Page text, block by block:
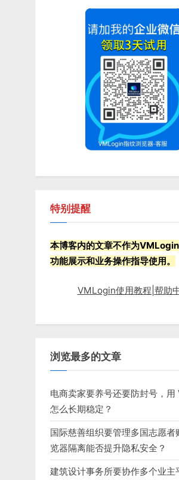
特别提醒
本博客内的文章不作为
功能展示和业务操作指导使用。
VMLogin使用教程|帮助
浏览最多的文章
电商卖家要养号还要防封号，
怎么长期稳定？
国际慈善组织要管理多国志愿者
览器隔离能否提升隐私安全？
建筑设计事务所要协作多个业主